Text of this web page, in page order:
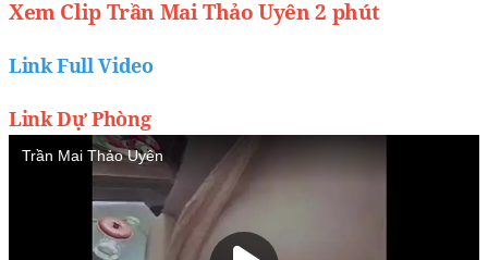
Xem Clip Trần Mai Thảo Uyên 2 phút
Link Full Video
Link Dự Phòng